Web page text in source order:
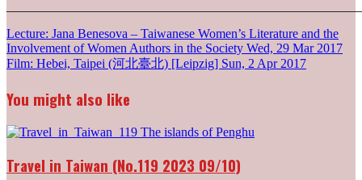
Post
navigation
Lecture: Jana Benesova – Taiwanese Women’s Literature and the
Involvement of Women Authors in the Society Wed, 29 Mar 2017
Film: Hebei, Taipei (河北臺北) [Leipzig] Sun, 2 Apr 2017
You might also like
Travel in Taiwan (No.119 2023 09/10)